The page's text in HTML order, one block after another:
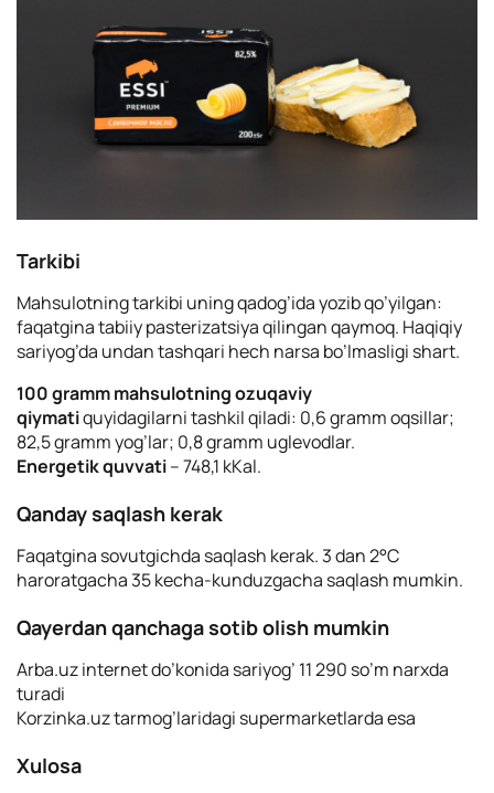
Tarkibi
Mahsulotning tarkibi uning qadog’ida yozib qo’yilgan:
faqatgina tabiiy pasterizatsiya qilingan qaymoq. Haqiqiy
sariyog’da undan tashqari hech narsa bo’lmasligi shart.
100 gramm mahsulotning ozuqaviy
qiymatiquyidagilarni tashkil qiladi: 0,6 gramm oqsillar;
82,5 gramm yog’lar; 0,8 gramm uglevodlar.
Energetik quvvati– 748,1 kKal.
Qanday saqlash kerak
Faqatgina sovutgichda saqlash kerak. 3 dan 2°C
haroratgacha 35 kecha-kunduzgacha saqlash mumkin.
Qayerdan qanchaga sotib olish mumkin
Arba.uz internet do’konida sariyog’ 11 290 so’m narxda
turadi
Korzinka.uz tarmog’laridagi supermarketlarda esa
Xulosa